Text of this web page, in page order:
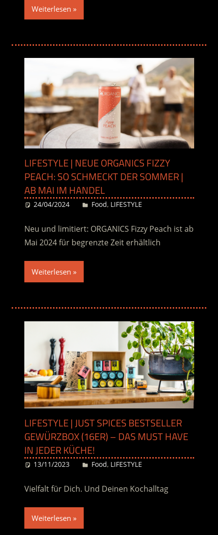
Weiterlesen
LIFESTYLE | NEUE ORGANICS FIZZY
PEACH: SO SCHMECKT DER SOMMER |
AB MAI IM HANDEL
24/04/2024 Desiree
Food, LIFESTYLE
Neu und limitiert: ORGANICS Fizzy Peach ist ab
Mai 2024 für begrenzte Zeit erhältlich
Weiterlesen
LIFESTYLE | JUST SPICES BESTSELLER
GEWÜRZBOX (16ER) – DAS MUST HAVE
IN JEDER KÜCHE!
13/11/2023 Desiree
Food, LIFESTYLE
Vielfalt für Dich. Und Deinen Kochalltag
Weiterlesen